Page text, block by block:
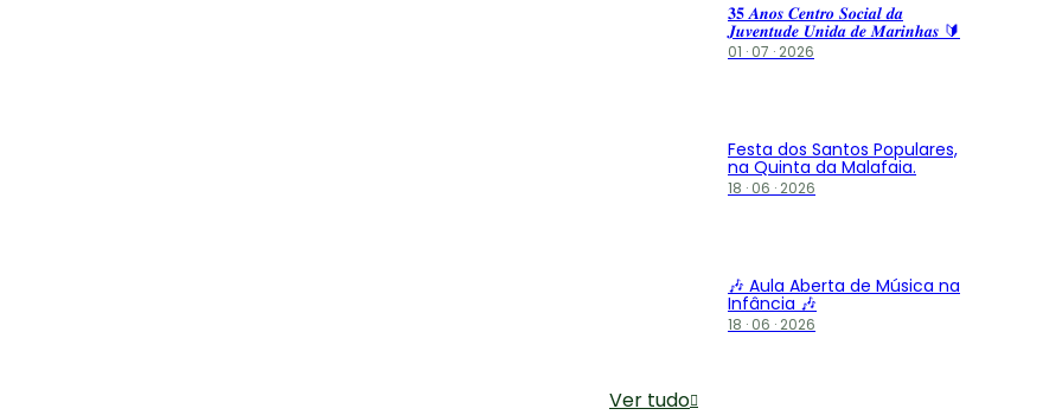
𝟑𝟓 𝑨𝒏𝒐𝒔 𝑪𝒆𝒏𝒕𝒓𝒐 𝑺𝒐𝒄𝒊𝒂𝒍 𝒅𝒂
𝑱𝒖𝒗𝒆𝒏𝒕𝒖𝒅𝒆 𝑼𝒏𝒊𝒅𝒂 𝒅𝒆 𝑴𝒂𝒓𝒊𝒏𝒉𝒂𝒔 🔰
01 · 07 · 2026
Festa dos Santos Populares,
na Quinta da Malafaia.
18 · 06 · 2026
🎶 Aula Aberta de Música na
Infância 🎶
18 · 06 · 2026
Ver tudo